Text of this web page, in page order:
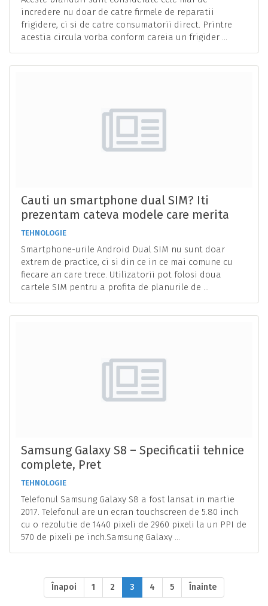
incredere nu doar de catre firmele de reparatii
frigidere, ci si de catre consumatorii direct. Printre
acestia circula vorba conform careia un frigider ...
Cauti un smartphone dual SIM? Iti
prezentam cateva modele care merita
achizitionate
TEHNOLOGIE
Smartphone-urile Android Dual SIM nu sunt doar
extrem de practice, ci si din ce in ce mai comune cu
fiecare an care trece. Utilizatorii pot folosi doua
cartele SIM pentru a profita de planurile de ...
Samsung Galaxy S8 – Specificatii tehnice
complete, Pret
TEHNOLOGIE
Telefonul Samsung Galaxy S8 a fost lansat in martie
2017. Telefonul are un ecran touchscreen de 5.80 inch
cu o rezolutie de 1440 pixeli de 2960 pixeli la un PPI de
570 de pixeli pe inch.Samsung Galaxy ...
Înapoi 1 2 3 4 5 Înainte